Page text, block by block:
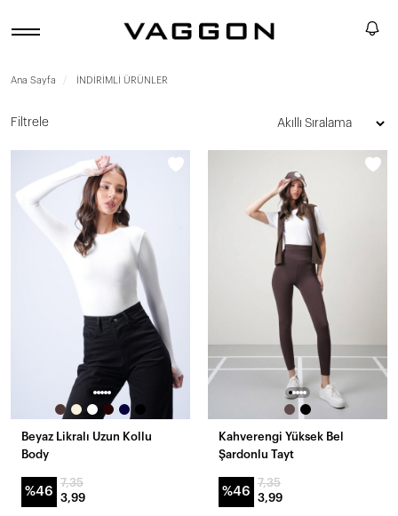
Ana Sayfa İNDİRİMLİ ÜRÜNLER
Filtrele
Beyaz Likralı Uzun Kollu
Body
%46
7,35
3,99
Kahverengi Yüksek Bel
Şardonlu Tayt
%46
7,35
3,99